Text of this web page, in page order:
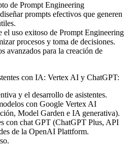
de Prompt Engineering
prompts efectivos que generen
el uso exitoso de Prompt Engineering
procesos y toma de decisiones.
avanzados para la creación de
con IA: Vertex AI y ChatGPT:
y el desarrollo de asistentes.
con Google Vertex AI
Model Garden e IA generativa).
con chat GPT (ChatGPT Plus, API
de la OpenAI Plattform.